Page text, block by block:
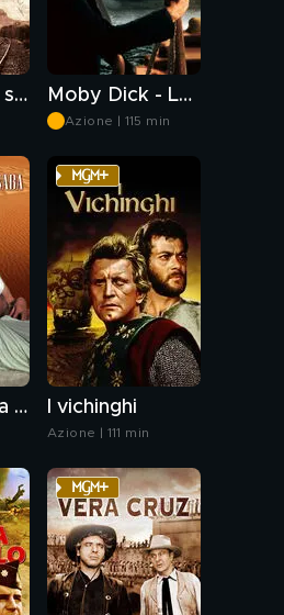
Dove la terra scotta Moby Dick - La balena bianca
Azione | 115 min
Salomone e la regina di Saba I vichinghi
Azione | 111 min